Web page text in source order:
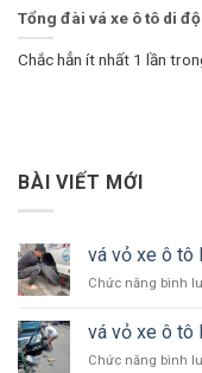
Tổng đài vá xe ô tô di
Chắc hẳn ít nhất 1 lần
BÀI VIẾT MỚI
vá vỏ xe ô tô
Chức năng bình
vá vỏ xe ô tô
Chức năng bình